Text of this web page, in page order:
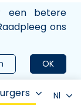
een betere
ons
OK
Nl